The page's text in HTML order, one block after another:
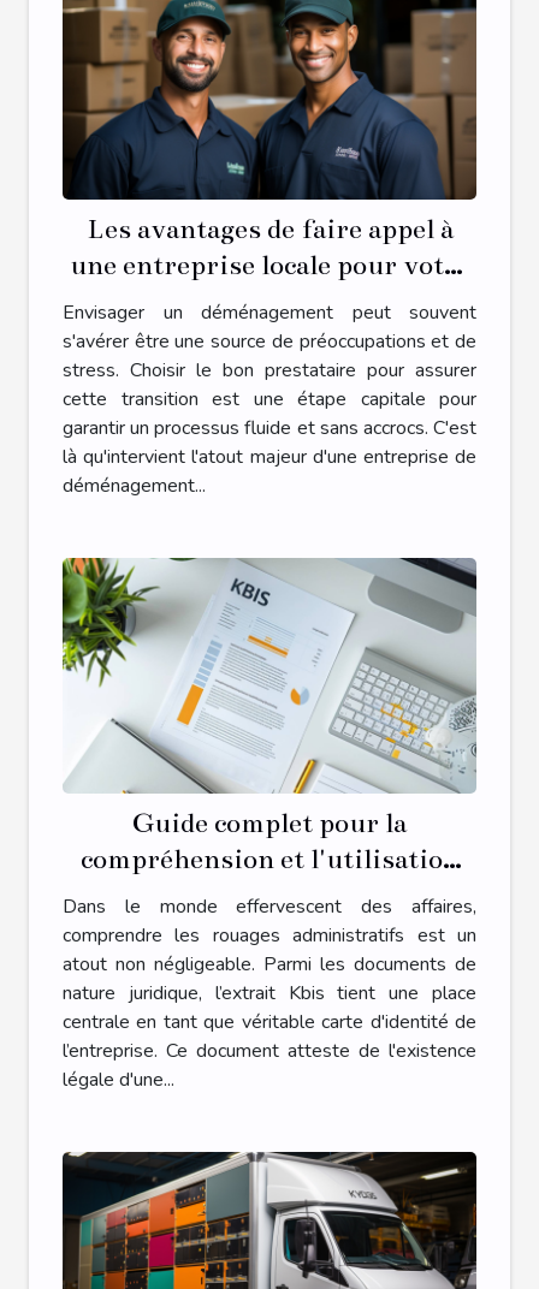
Les avantages de faire appel à
une entreprise locale pour votre
déménagement
Envisager un déménagement peut souvent
s'avérer être une source de préoccupations et de
stress. Choisir le bon prestataire pour assurer
cette transition est une étape capitale pour
garantir un processus fluide et sans accrocs. C'est
là qu'intervient l'atout majeur d'une entreprise de
déménagement...
Guide complet pour la
compréhension et l'utilisation
des extraits Kbis dans le monde
des affaires
Dans le monde effervescent des affaires,
comprendre les rouages administratifs est un
atout non négligeable. Parmi les documents de
nature juridique, l’extrait Kbis tient une place
centrale en tant que véritable carte d'identité de
l’entreprise. Ce document atteste de l'existence
légale d'une...